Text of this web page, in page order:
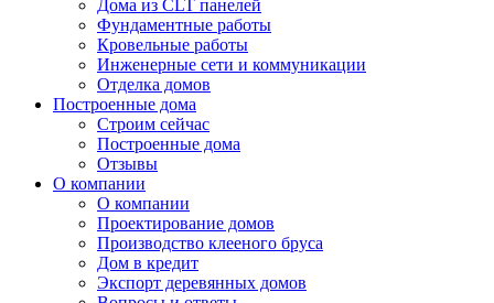
Дома из CLT панелей
Фундаментные работы
Кровельные работы
Инженерные сети и коммуникации
Отделка домов
Построенные дома
Строим сейчас
Построенные дома
Отзывы
О компании
О компании
Проектирование домов
Производство клееного бруса
Дом в кредит
Экспорт деревянных домов